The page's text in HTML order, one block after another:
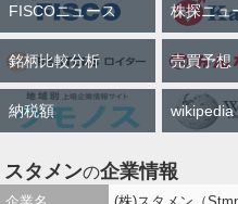
FISCOニュース 株探ニュ
銘柄比較分析 売買予想
納税額 wikipedia
スタメンの企業情報